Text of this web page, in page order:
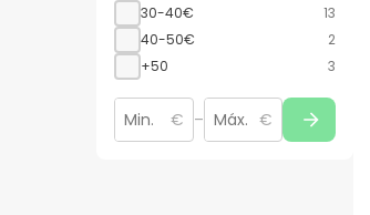
30-40€
13
40-50€
2
+50
3
€ – €